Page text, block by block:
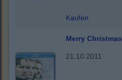
Kaufen
Merry Christmas
21.10.2011